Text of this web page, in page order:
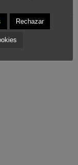
la compañía seguía
a ir desapareciendo
el
Rechazar